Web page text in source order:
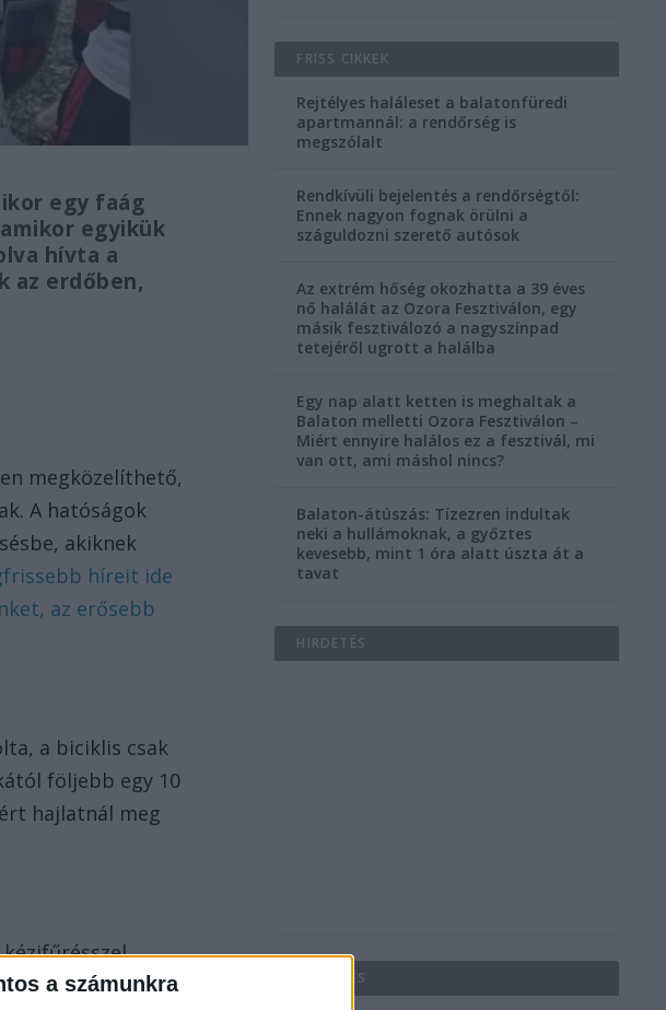
a számunkra
egy faág
egyikük
hívta a
az erdőben,
megközelíthető,
A hatóságok
akiknek
híreit ide
az erősebb
a biciklis csak
följebb egy 10
hajlatnál meg
terepjárójával
FRISS CIKKEK
Rejtélyes haláleset a balatonfüredi
apartmannál: a rendőrség is
megszólalt
Rendkívüli bejelentés a rendőrségtől:
Ennek nagyon fognak örülni a
száguldozni szerető autósok
Az extrém hőség okozhatta a 39 éves
nő halálát az Ozora Fesztiválon, egy
másik fesztiválozó a nagyszínpad
tetejéről ugrott a halálba
Egy nap alatt ketten is meghaltak a
Balaton melletti Ozora Fesztiválon –
Miért ennyire halálos ez a fesztivál, mi
van ott, ami máshol nincs?
Balaton-átúszás: Tízezren indultak
neki a hullámoknak, a győztes
kevesebb, mint 1 óra alatt úszta át a
tavat
HIRDETÉS
HIRDETÉS